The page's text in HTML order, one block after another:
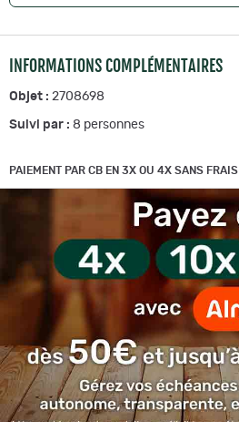
INFORMATIONS COMPLÉMENTAIRES
Objet : 2708698
Suivi par : 8 personnes
PAIEMENT PAR CB EN 3X OU 4X SANS FRAIS